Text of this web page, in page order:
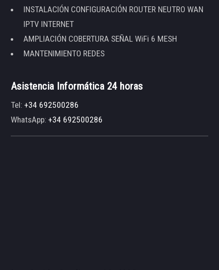
INSTALACIÓN CONFIGURACIÓN ROUTER NEUTRO WAN
IPTV INTERNET
AMPLIACIÓN COBERTURA SEÑAL WiFi 6 MESH
MANTENIMIENTO REDES
Asistencia Informática 24 horas
Tel:+34 692500286
WhatsApp:+34 692500286